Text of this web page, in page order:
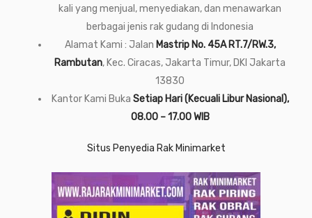
kali yang menjual, menyediakan, dan menawarkan
berbagai jenis rak gudang di Indonesia
Alamat Kami : Jalan Mastrip No. 45A RT.7/RW.3,
Rambutan, Kec. Ciracas, Jakarta Timur, DKI Jakarta
13830
Kantor Kami Buka Setiap Hari (Kecuali Libur Nasional),
08.00 – 17.00 WIB
Situs Penyedia Rak Minimarket